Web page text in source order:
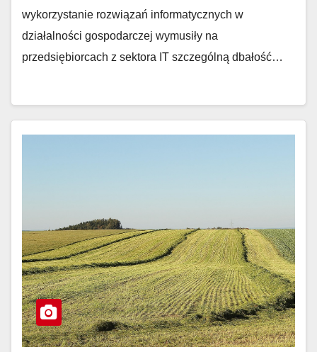
wykorzystanie rozwiązań informatycznych w
działalności gospodarczej wymusiły na
przedsiębiorcach z sektora IT szczególną dbałość…